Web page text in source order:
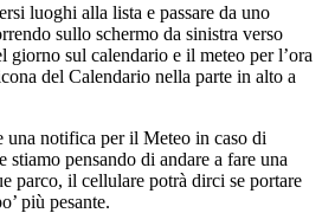
luoghi alla lista e passare da uno
sullo schermo da sinistra verso
giorno sul calendario e il meteo per l’ora
del Calendario nella parte in alto a
una notifica per il Meteo in caso di
pensando di andare a fare una
parco, il cellulare potrà dirci se portare
più pesante.